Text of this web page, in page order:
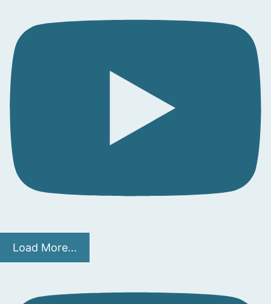
Load More...